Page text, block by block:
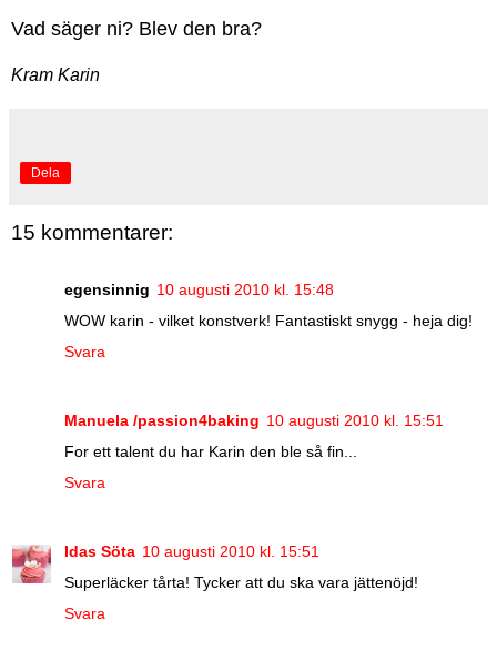
Vad säger ni? Blev den bra?
Kram Karin
Dela
15 kommentarer:
egensinnig 10 augusti 2010 kl. 15:48
WOW karin - vilket konstverk! Fantastiskt snygg - heja dig!
Svara
Manuela /passion4baking 10 augusti 2010 kl. 15:51
For ett talent du har Karin den ble så fin...
Svara
Idas Söta 10 augusti 2010 kl. 15:51
Superläcker tårta! Tycker att du ska vara jättenöjd!
Svara